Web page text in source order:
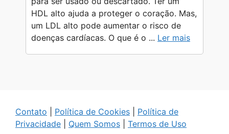
HDL alto ajuda a proteger o coração. Mas,
um LDL alto pode aumentar o risco de
doenças cardíacas. O que é o ... Ler mais
Contato Política de Cookies
Política de
Privacidade
Quem Somos Termos de Uso